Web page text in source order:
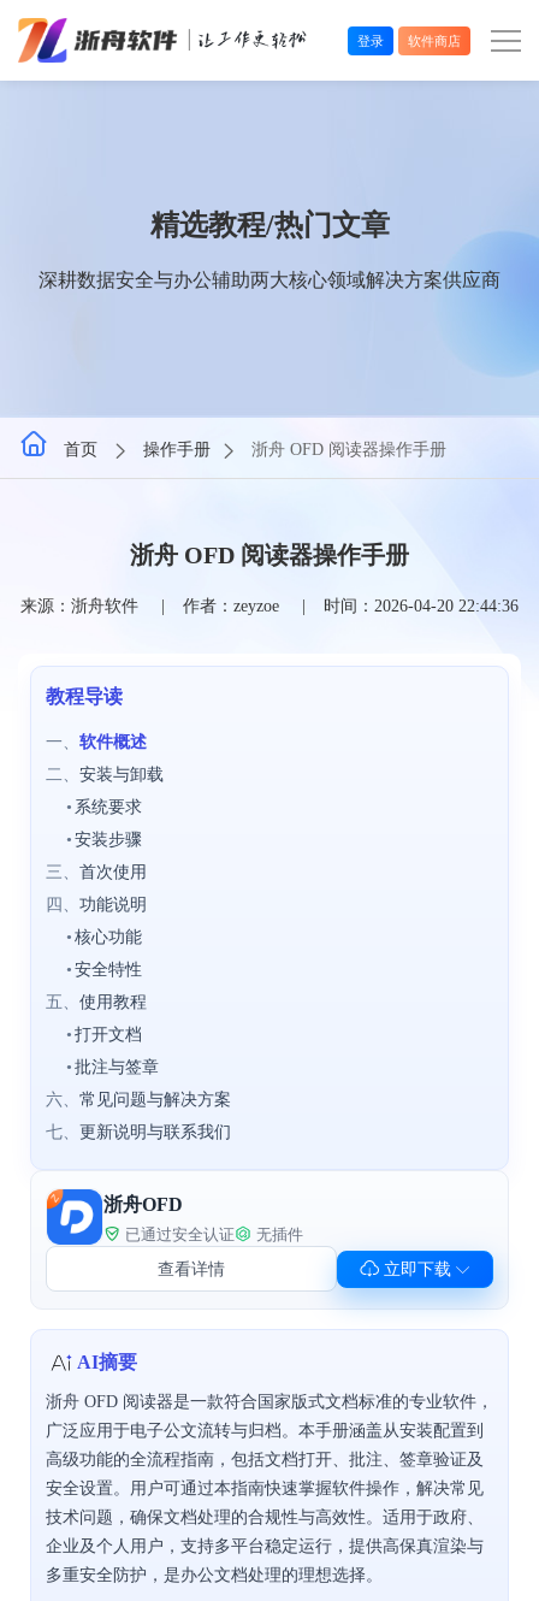
登录 软件商店
精选教程/热门文章
深耕数据安全与办公辅助两大核心领域解决方案供应商
首页 操作手册 浙舟 OFD 阅读器操作手册
浙舟 OFD 阅读器操作手册
来源：浙舟软件 作者：zeyzoe 时间：2026-04-20 22:44:36
教程导读
一、 软件概述
二、 安装与卸载
• 系统要求
• 安装步骤
三、 首次使用
四、 功能说明
• 核心功能
• 安全特性
五、 使用教程
• 打开文档
• 批注与签章
六、 常见问题与解决方案
七、 更新说明与联系我们
浙舟OFD
已通过安全认证
无插件
查看详情
立即下载
AI摘要
浙舟 OFD 阅读器是一款符合国家版式文档标准的专业软件，
广泛应用于电子公文流转与归档。本手册涵盖从安装配置到
高级功能的全流程指南，包括文档打开、批注、签章验证及
安全设置。用户可通过本指南快速掌握软件操作，解决常见
技术问题，确保文档处理的合规性与高效性。适用于政府、
企业及个人用户，支持多平台稳定运行，提供高保真渲染与
多重安全防护，是办公文档处理的理想选择。